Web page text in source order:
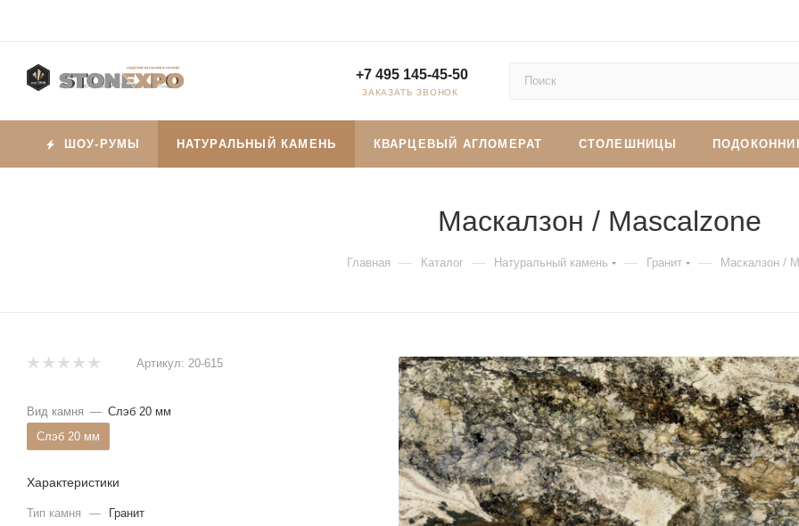
+7 495 145-45-50
ЗАКАЗАТЬ ЗВОНОК
ШОУ-РУМЫ НАТУРАЛЬНЫЙ КАМЕНЬ КВАРЦЕВЫЙ АГЛОМЕРАТ СТОЛЕШНИЦЫ
Маскалзон / Mascalzone
Главная — Каталог — Натуральный камень — Гранит — Маскалзон /
Артикул: 20-615
Вид камня — Слэб 20 мм
Слэб 20 мм
Характеристики
Тип камня —
Гранит